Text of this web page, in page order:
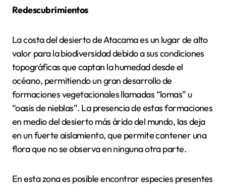
Redescubrimientos
La costa del desierto de Atacama es un lugar de alto
valor para la biodiversidad debido a sus condiciones
topográficas que captan la humedad desde el
océano, permitiendo un gran desarrollo de
formaciones vegetacionales llamadas “lomas” u
“oasis de nieblas”. La presencia de estas formaciones
en medio del desierto más árido del mundo, las deja
en un fuerte aislamiento, que permite contener una
flora que no se observa en ninguna otra parte.
En esta zona es posible encontrar especies presentes